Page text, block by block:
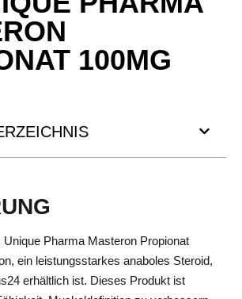
100MG
Pharma Masteron Propionat
ein leistungsstarkes anaboles Steroid,
erhältlich ist. Dieses Produkt ist